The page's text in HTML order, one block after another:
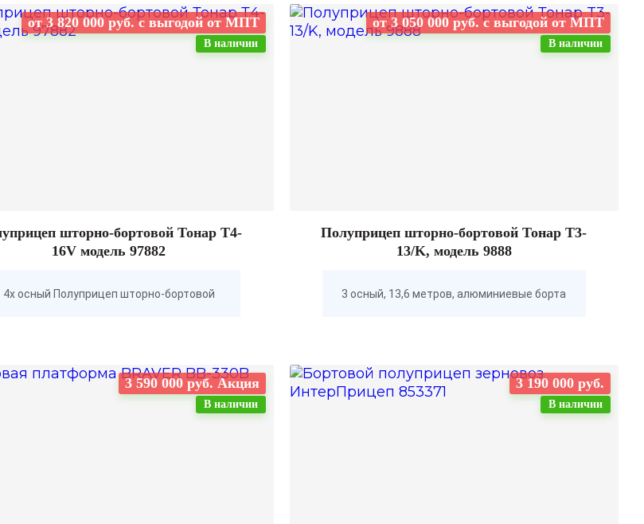
от 3 820 000 руб. с выгодой от МПТ
В наличии
шторно-бортовой Тонар Т4-
16V модель 97882
4х осный Полуприцеп шторно-бортовой
от 3 050 000 руб. с выгодой от МПТ
В наличии
Полуприцеп шторно-бортовой Тонар T3-
13/K, модель 9888
3 осный, 13,6 метров, алюминиевые борта
3 590 000 руб. Акция
В наличии
3 190 000 руб.
В наличии